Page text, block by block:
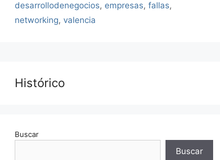
desarrollodenegocios, empresas, fallas,
networking, valencia
Histórico
Buscar
Buscar